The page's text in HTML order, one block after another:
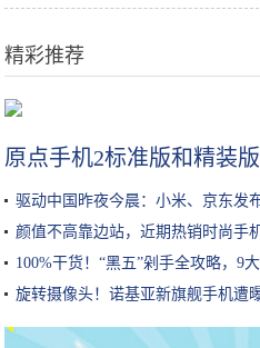
精彩推荐
原点手机2标准版和精装
驱动中国昨夜今晨：小米、京东发
布5G手机
颜值不高靠边站，近期热销时尚手
100%干货！“黑五”剁手全攻略，9
旋转摄像头！诺基亚新旗舰手机遭